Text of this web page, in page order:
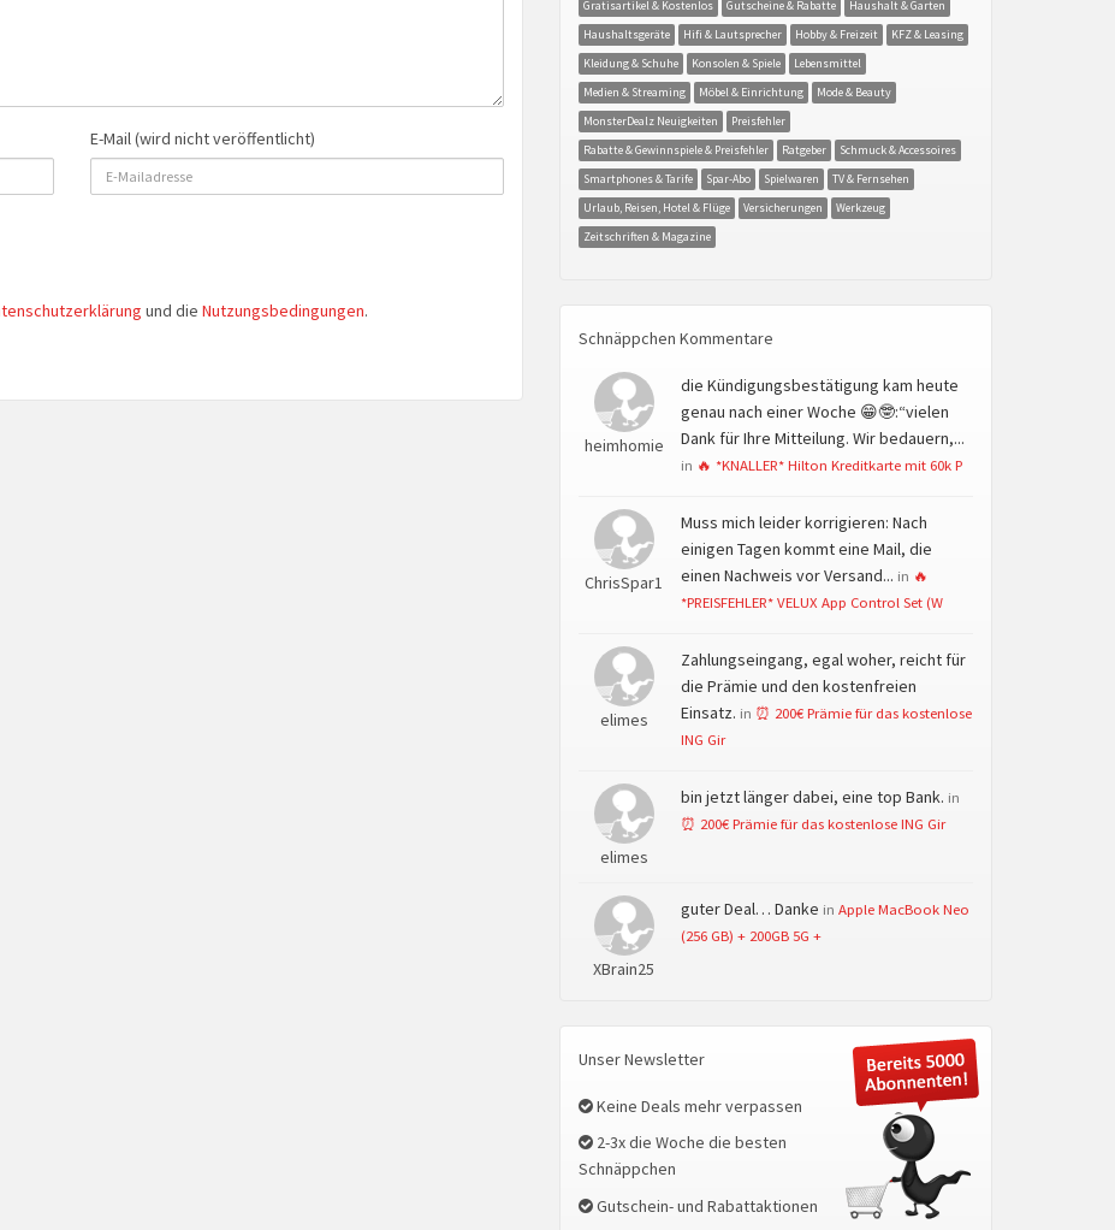
E-Mail (wird nicht veröffentlicht)
und die Nutzungsbedingungen.
Gratisartikel & Kostenlos
Gutscheine & Rabatte
Haushalt & Garten
Haushaltsgeräte
Hifi & Lautsprecher Hobby & Freizeit
KFZ & Leasing
Kleidung & Schuhe
Konsolen & Spiele
Lebensmittel
Medien & Streaming
Möbel & Einrichtung
Mode & Beauty
MonsterDealz Neuigkeiten
Preisfehler
Rabatte & Gewinnspiele & Preisfehler
Ratgeber
Schmuck & Accessoires
Smartphones & Tarife
Spar-Abo Spielwaren
TV & Fernsehen
Urlaub, Reisen, Hotel & Flüge
Versicherungen
Werkzeug
Zeitschriften & Magazine
Schnäppchen Kommentare
heimhomie
die Kündigungsbestätigung kam heute
genau nach einer Woche 😁🤓:“vielen
Dank für Ihre Mitteilung. Wir bedauern,...
in 🔥 *KNALLER* Hilton Kreditkarte mit 60k P
ChrisSpar1
Muss mich leider korrigieren: Nach
einigen Tagen kommt eine Mail, die
einen Nachweis vor Versand... in 🔥
*PREISFEHLER* VELUX App Control Set (W
elimes
Zahlungseingang, egal woher, reicht für
die Prämie und den kostenfreien
Einsatz. in ⏰ 200€ Prämie für das kostenlose
ING Gir
elimes
bin jetzt länger dabei, eine top Bank. in
⏰ 200€ Prämie für das kostenlose ING Gir
XBrain25
guter Deal… Danke in Apple MacBook Neo
(256 GB) + 200GB 5G +
Unser Newsletter
Keine Deals mehr verpassen
2-3x die Woche die besten
Schnäppchen
Gutschein- und Rabattaktionen